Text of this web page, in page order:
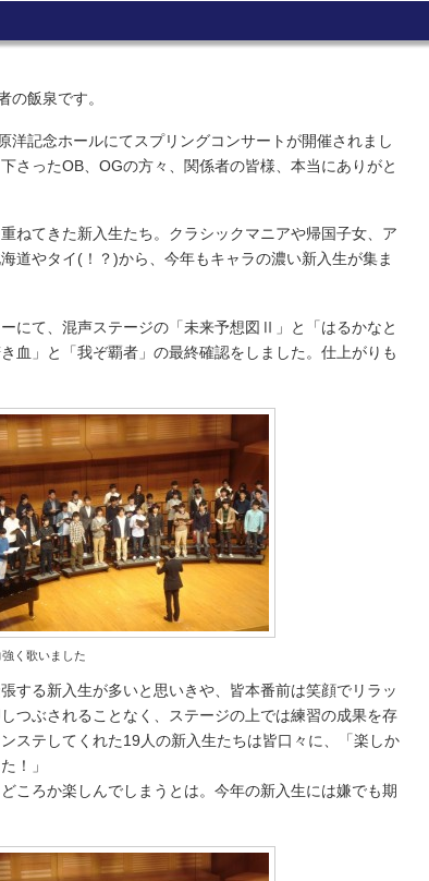
の飯泉です。
洋記念ホールにてスプリングコンサートが開催されまし
さったOB、OGの方々、関係者の皆様、本当にありがと
ねてきた新入生たち。クラシックマニアや帰国子女、ア
道やタイ(！？)から、今年もキャラの濃い新入生が集ま
にて、混声ステージの「未来予想図Ⅱ」と「はるかなと
血」と「我ぞ覇者」の最終確認をしました。仕上がりも
く歌いました
する新入生が多いと思いきや、皆本番前は笑顔でリラッ
つぶされることなく、ステージの上では練習の成果を存
ステしてくれた19人の新入生たちは皆口々に、「楽しか
！」
ころか楽しんでしまうとは。今年の新入生には嫌でも期